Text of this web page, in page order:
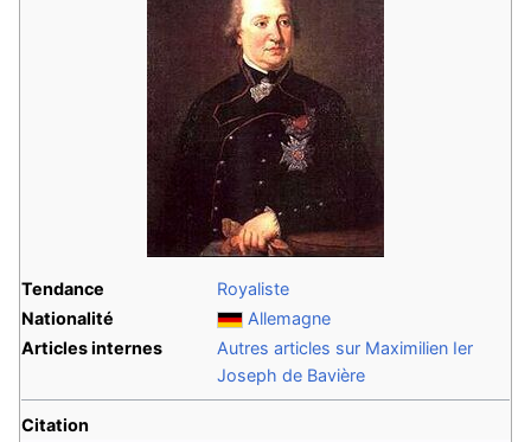
Tendance
Royaliste
Nationalité
Allemagne
Articles internes
Autres articles sur Maximilien Ier
Joseph de Bavière
Citation